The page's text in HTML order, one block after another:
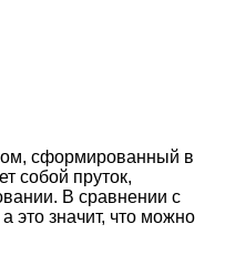
сформированный в
собой пруток,
В сравнении с
это значит, что можно